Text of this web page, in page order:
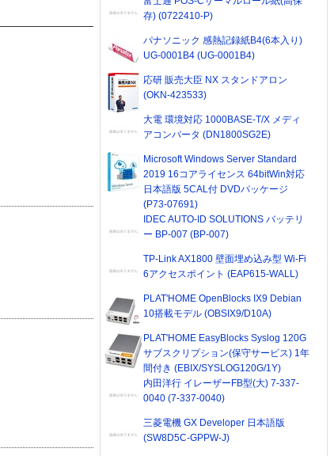
存) (0722410-P)
パナソニック 感熱記録紙B4(6本入り)
UG-0001B4 (UG-0001B4)
応研 販売大臣 NX スタンドアロン
(OKN-423533)
大電 環境対応 1000BASE-T/X メディ
アコンバータ (DN1800SG2E)
Microsoft Windows Server Standard
2019 16コアライセンス 64bitWin対応
日本語版 5CAL付 DVDパッケージ
(P73-07691)
IDEC AUTO-ID SOLUTIONS バッテリ
ー BP-007 (BP-007)
TP-Link AX1800 壁面埋め込み型 Wi-Fi
6アクセスポイント (EAP615-WALL)
PLAT'HOME OpenBlocks IX9 Debian
10搭載モデル (OBSIX9/D10A)
PLAT'HOME EasyBlocks Syslog 120G
サブスクリプション(保守サービス) 1年
間付き (EBIX/SYSLOG120G/1Y)
内田洋行 イレーザーFB型(大) 7-337-
0040 (7-337-0040)
三菱電機 GX Developer 日本語版
(SW8D5C-GPPW-J)